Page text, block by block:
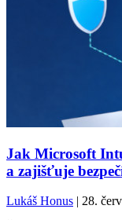
Jak Microsoft
a zajišťuje
Lukáš Honus | 28.